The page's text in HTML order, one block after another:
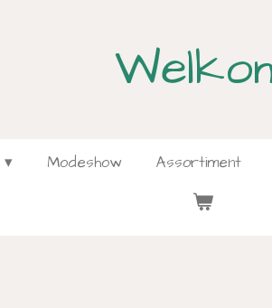
Modeshow Assortiment